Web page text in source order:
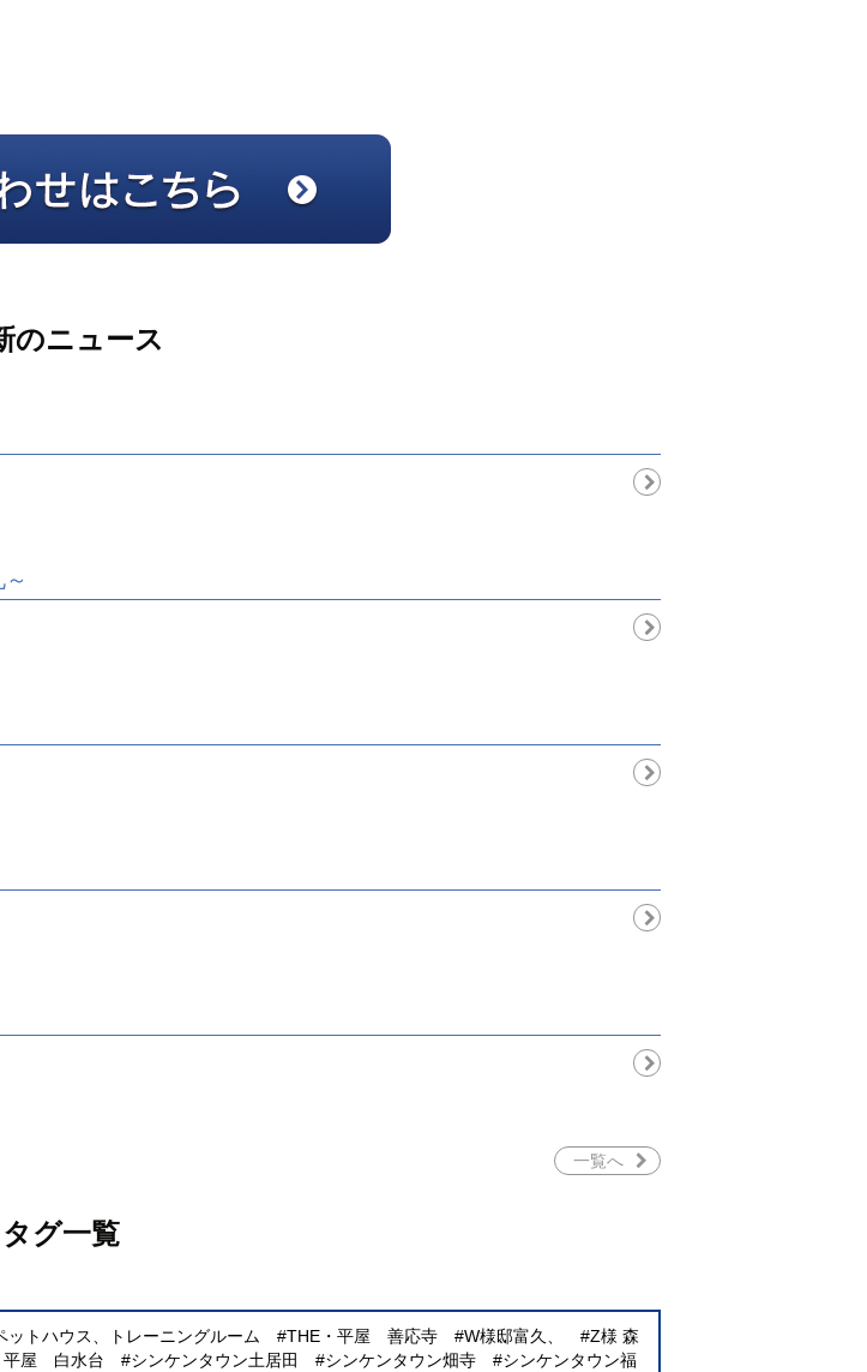
のニュース
一覧へ
タグ一覧
トハウス、トレーニングルーム THE・平屋 善応寺 W様邸富久、
Z様 森
平屋 白水台 シンケンタウン土居田 シンケンタウン畑寺
シンケンタウン福